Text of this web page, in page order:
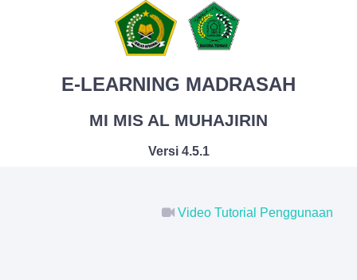
E-LEARNING MADRASAH
MI MIS AL MUHAJIRIN
Versi 4.5.1
Video Tutorial Penggunaan